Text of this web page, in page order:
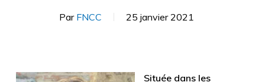
Par FNCC 25 janvier 2021
Située dans les